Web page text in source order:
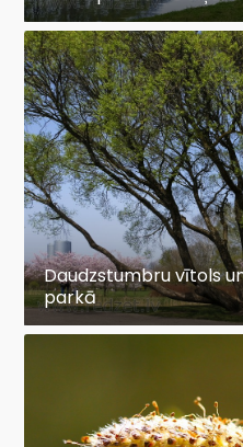
Daudzstumbru vītols
parkā